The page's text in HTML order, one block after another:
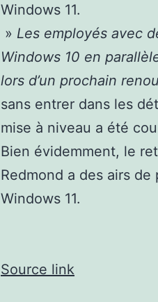
Windows 11.
» Les employés avec
Windows 10 en
lors d’un prochain
sans entrer dans les
mise à niveau a été
Bien évidemment, le
Redmond a des airs
Windows 11.
Source link